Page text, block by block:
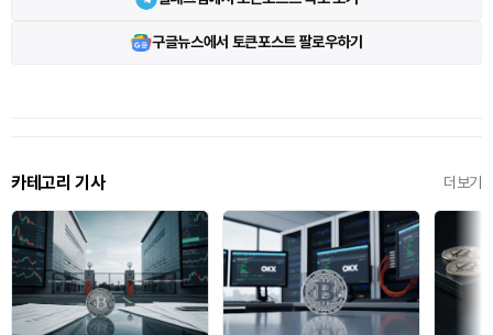
구글뉴스에서 토큰포스트 팔로우하기
카테고리 기사 더보기